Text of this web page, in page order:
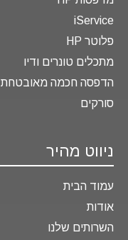
iService
פלוטר HP
מתכלים טונרים ודיו
הדפסה חכמה מאובטחת
סורקים
ניווט מהיר
עמוד הבית
אודות
השרותים שלנו